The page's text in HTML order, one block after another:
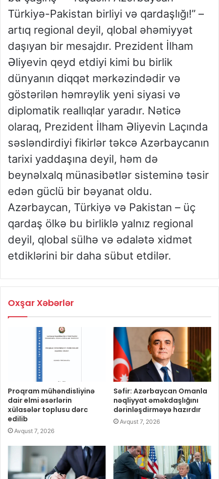
Türkiyə-Pakistan birliyi və qardaşlığı!” –
artıq regional deyil, qlobal əhəmiyyət
daşıyan bir mesajdır. Prezident İlham
Əliyevin qeyd etdiyi kimi bu birlik
dünyanın diqqət mərkəzindədir və
göstərilən həmrəylik yeni siyasi və
diplomatik reallıqlar yaradır. Nəticə
olaraq, Prezident İlham Əliyevin Laçında
səsləndirdiyi fikirlər təkcə Azərbaycanın
tarixi yaddaşına deyil, həm də
beynəlxalq münasibətlər sisteminə təsir
edən güclü bir bəyanat oldu.
Azərbaycan, Türkiyə və Pakistan – üç
qardaş ölkə bu birliklə yalnız regional
deyil, qlobal sülhə və ədalətə xidmət
etdiklərini bir daha sübut etdilər.
Oxşar Xəbərlər
Proqram mühəndisliyinə
dair elmi əsərlərin
xülasələr toplusu dərc
edilib
Avqust 7, 2026
Səfir: Azərbaycan Omanla
nəqliyyat əməkdaşlığını
dərinləşdirməyə hazırdır
Avqust 7, 2026